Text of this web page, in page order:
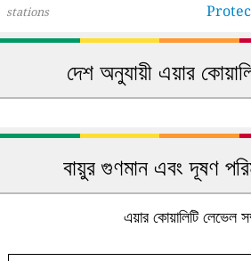
stations
দেশ অনুযায়ী এয়ার
বায়ুর গুণমান এবং দূষণ
এয়ার কোয়ালিটি লেভেল